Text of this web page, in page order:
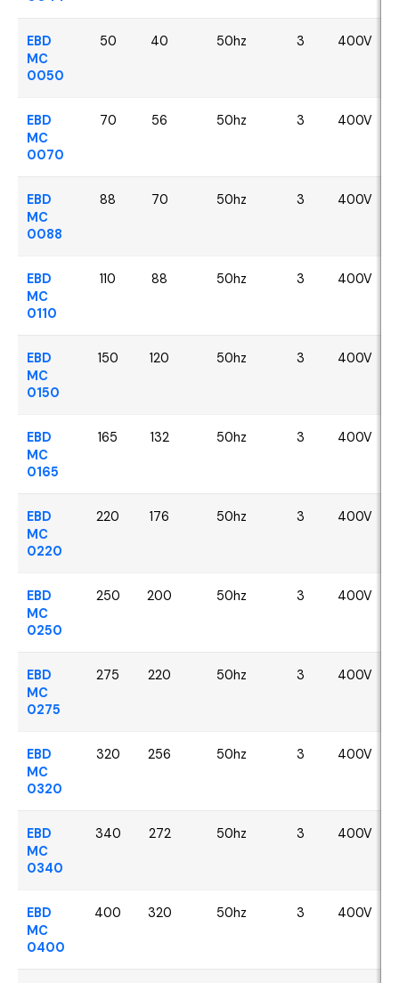
EBD
MC
0050
50 40 50hz 3 400V
EBD
MC
0070
70 56 50hz 3 400V
EBD
MC
0088
88 70 50hz 3 400V
EBD
MC
0110
110 88 50hz 3 400V
EBD
MC
0150
150 120 50hz 3 400V
EBD
MC
0165
165 132 50hz 3 400V
EBD
MC
0220
220 176 50hz 3 400V
EBD
MC
0250
250 200 50hz 3 400V
EBD
MC
0275
275 220 50hz 3 400V
EBD
MC
0320
320 256 50hz 3 400V
EBD
MC
0340
340 272 50hz 3 400V
EBD
MC
0400
400 320 50hz 3 400V